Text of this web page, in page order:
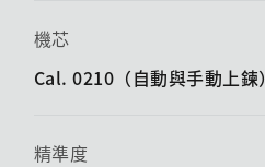
機芯
Cal. 0210（自動與手動上鍊）
精準度